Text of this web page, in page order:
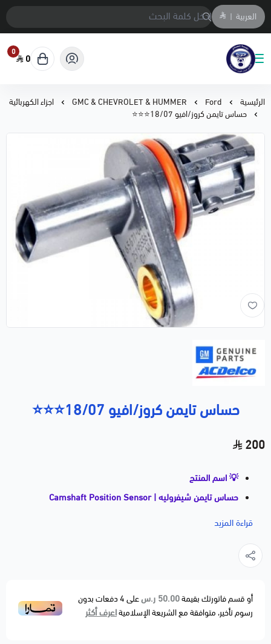
العربية |
متجر المحمادي لقطع السيارات
0
0
الرئيسية Ford
GMC & CHEVROLET & HUMMER
اجزاء الكهربائية
حساس تايمن كروز/افيو 18/07⭐⭐⭐
حساس تايمن كروز/افيو 18/07⭐⭐⭐
200
💡 اسم المنتج
حساس تايمن شيفروليه | Camshaft Position Sensor
أفيو / كروز / سونيك / تراكس
التقطيع، ضعف العزم، تذبذب الـRPM، وتأخير التشغيل. بديل
مطابق للمواصفات الأصلية OEM Fitment.
قراءة المزيد
أو قسم فاتورتك بقيمة50.00 ر.س على4دفعات بدون
رسوم تأخير، متوافقة مع الشريعة الإسلاميةاعرف أكثر